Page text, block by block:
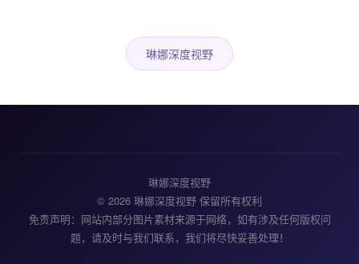
琳娜深度视野
琳娜深度视野
© 2026 琳娜深度视野 保留所有权利
免责声明：网站内部分图片素材来源于网络，如有涉及任何版权问
题，请及时与我们联系，我们将尽快妥善处理！